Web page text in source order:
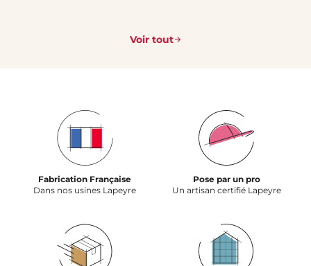
Voir tout
Fabrication Française
Dans nos usines Lapeyre
Pose par un pro
Un artisan certifié Lapeyre